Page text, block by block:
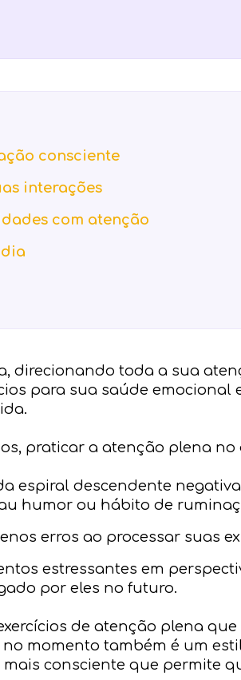
consciente
interações
com atenção
direcionando toda a sua
para sua saúde emocional
praticar a atenção plena no
espiral descendente
humor ou hábito de
erros ao processar suas
estressantes em
por eles no futuro.
de atenção plena
momento também é um
consciente que permite